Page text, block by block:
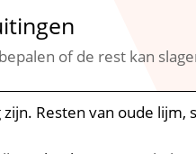
of de rest kan
Resten van oude lijm,